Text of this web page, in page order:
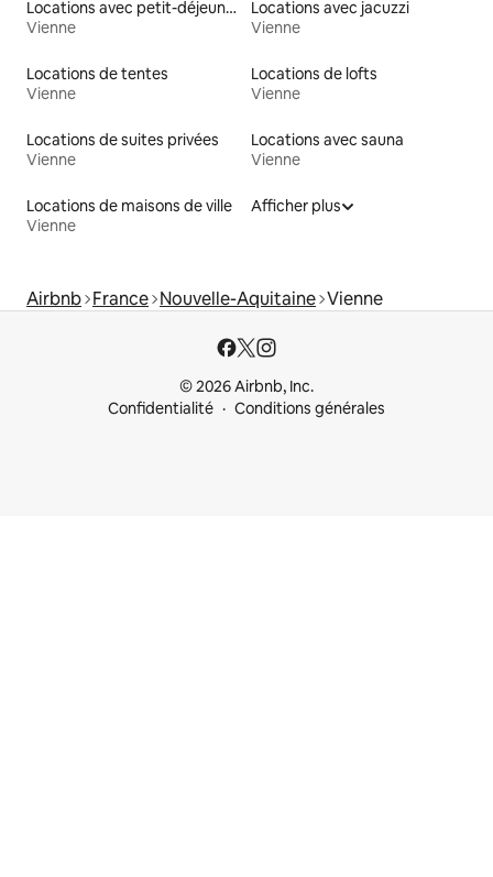
Locations avec petit-déjeuner
Vienne
Locations avec jacuzzi
Vienne
Locations de tentes
Vienne
Locations de lofts
Vienne
Locations de suites privées
Vienne
Locations avec sauna
Vienne
Locations de maisons de ville
Vienne
Afficher plus
Airbnb France Nouvelle-Aquitaine Vienne
© 2026 Airbnb, Inc.
Confidentialité
Conditions générales